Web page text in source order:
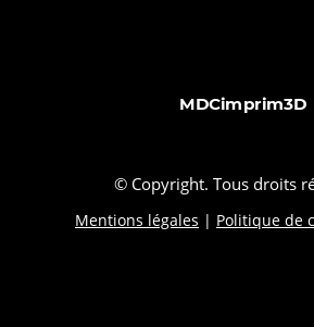
MDCimprim3D
© Copyright. Tous droits
Mentions légales | Politique de